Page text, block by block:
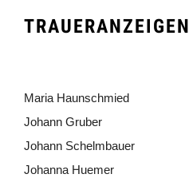
TRAUERANZEIGEN
Maria Haunschmied
Johann Gruber
Johann Schelmbauer
Johanna Huemer